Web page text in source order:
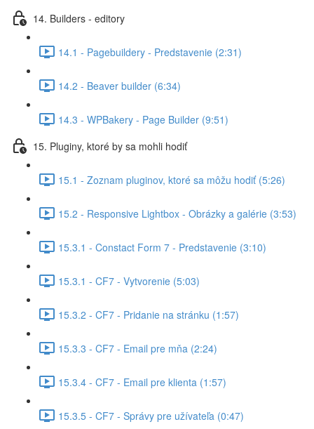
14. Builders - editory
14.1 - Pagebuildery - Predstavenie (2:31)
14.2 - Beaver builder (6:34)
14.3 - WPBakery - Page Builder (9:51)
15. Pluginy, ktoré by sa mohli hodiť
15.1 - Zoznam pluginov, ktoré sa môžu hodiť (5:26)
15.2 - Responsive Lightbox - Obrázky a galérie (3:53)
15.3.1 - Constact Form 7 - Predstavenie (3:10)
15.3.1 - CF7 - Vytvorenie (5:03)
15.3.2 - CF7 - Pridanie na stránku (1:57)
15.3.3 - CF7 - Email pre mňa (2:24)
15.3.4 - CF7 - Email pre klienta (1:57)
15.3.5 - CF7 - Správy pre užívateľa (0:47)